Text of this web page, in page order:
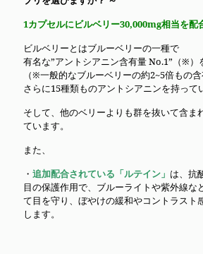
ン
シ
ア
ニ
ン)
30,000mg
粒
個
1カプセルにビルベリー30,000mg相当を配
ビルベリーとはブルーベリーの一種で
有名な”アントシアニン含有量 No.1”（※）
（※一般的なブルーベリーの約2~5倍もの含
さらに15種類ものアントシアニンを持って
そして、他のベリーよりも群を抜いて含ま
ています。
また、
・ 追加配合されている「ルテイン」 は、抗
目の保護作用で、ブルーライトや紫外線な
て目を守り、ぼやけの緩和やコントラスト
します。